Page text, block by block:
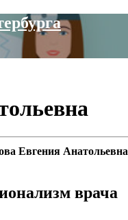
Евгения Анатольевна
врача